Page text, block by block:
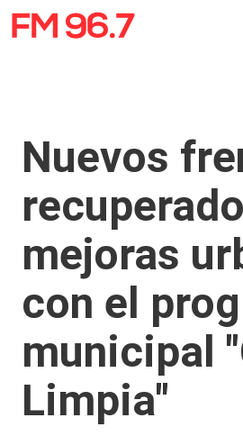
Nuevos
mejoras
con el
municipal
Limpia"